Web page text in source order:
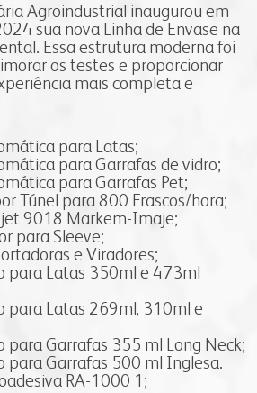
Agroindustrial inaugurou em
sua nova Linha de Envase na
Essa estrutura moderna foi
os testes e proporcionar
mais completa e
para Latas;
para Garrafas de vidro;
para Garrafas Pet;
Túnel para 800 Frascos/hora;
9018 Markem-Imaje;
para Sleeve;
e Viradores;
para Latas 350ml e 473ml
para Latas 269ml, 310ml e
para Garrafas 355 ml Long Neck;
para Garrafas 500 ml Inglesa.
RA-1000 1;